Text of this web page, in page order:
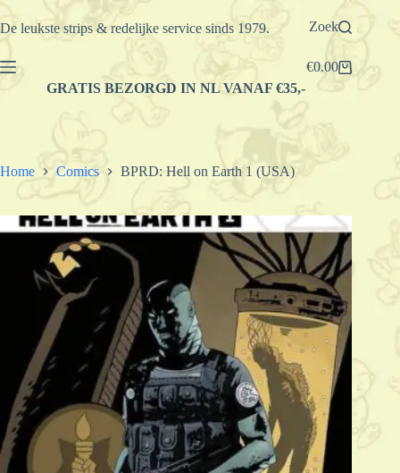
Ga
naar
De leukste strips & redelijke service sinds 1979. Zoek
Winkelwagen
€0.00
GRATIS BEZORGD IN NL VANAF €35,-
Home Comics BPRD: Hell on Earth 1 (USA)